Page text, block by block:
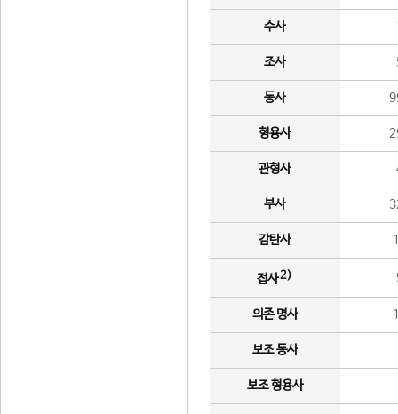
수사
조사
동사
형용사
관형사
부사
감탄사
접사2)
의존 명사
보조 동사
보조 형용사